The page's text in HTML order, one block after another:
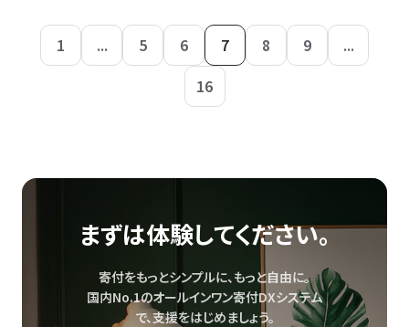
1 ... 5 6 7 8 9
...
16
まずは体験してください。
寄付をもっとシンプルに、もっと自由に。
国内No.1のオールインワン寄付DXシステム
で、支援をはじめましょう。